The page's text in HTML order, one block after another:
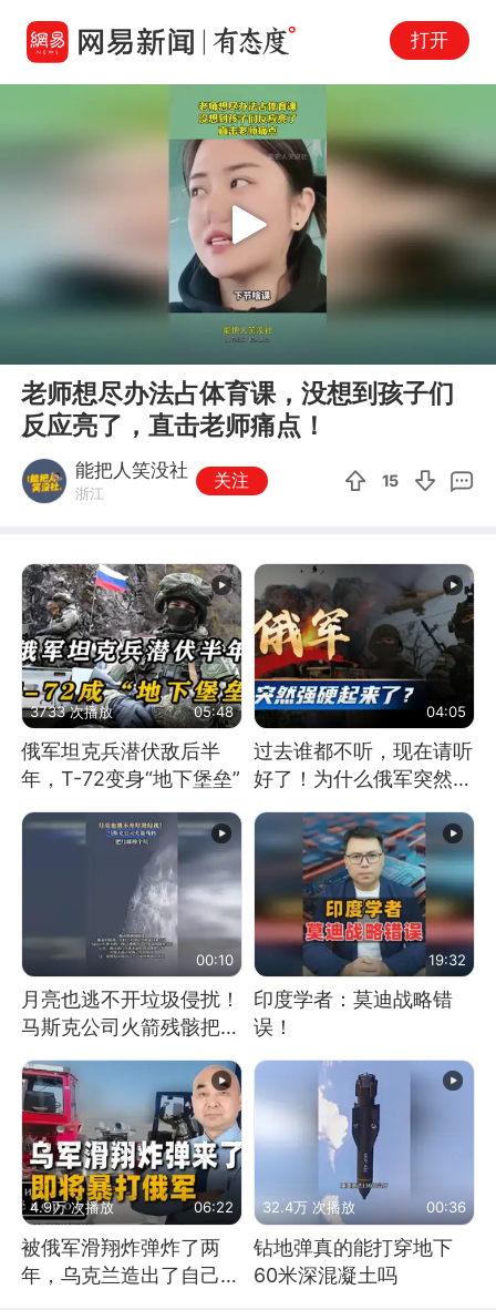
打开
Play
老师想尽办法占体育课，没想到孩子们
反应亮了，直击老师痛点！
能把人笑没社
浙江
关注 15
3733 次播放 05:48
俄军坦克兵潜伏敌后半
年，T-72变身“地下堡垒”
04:05
过去谁都不听，现在请听
好了！为什么俄军突然强
硬起来了？
00:10
月亮也逃不开垃圾侵扰！
马斯克公司火箭残骸把月
19:32
印度学者：莫迪战略错
误！
4.9万 次播放 06:22
被俄军滑翔炸弹炸了两
年，乌克兰造出了自己
32.4万 次播放 00:36
钻地弹真的能打穿地下
60米深混凝土吗